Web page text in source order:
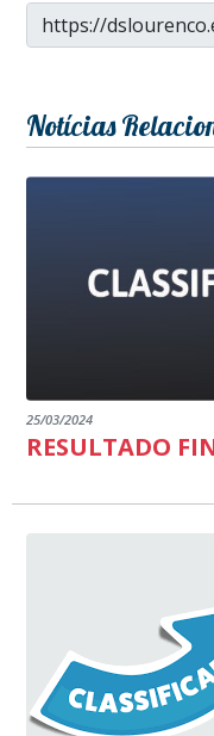
Notícias
25/03/2024
RESULTADO